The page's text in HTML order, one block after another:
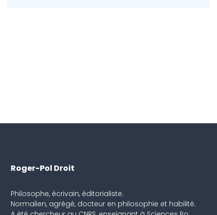
Roger-Pol Droit
Philosophe, écrivain, éditorialiste.
Normalien, agrégé, docteur en philosophie et habilité.